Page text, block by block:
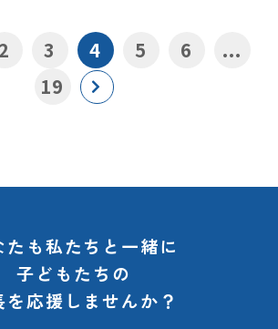
2 3 4 5 6
...
19
たも私たちと一緒に
子どもたちの
を応援しませんか？